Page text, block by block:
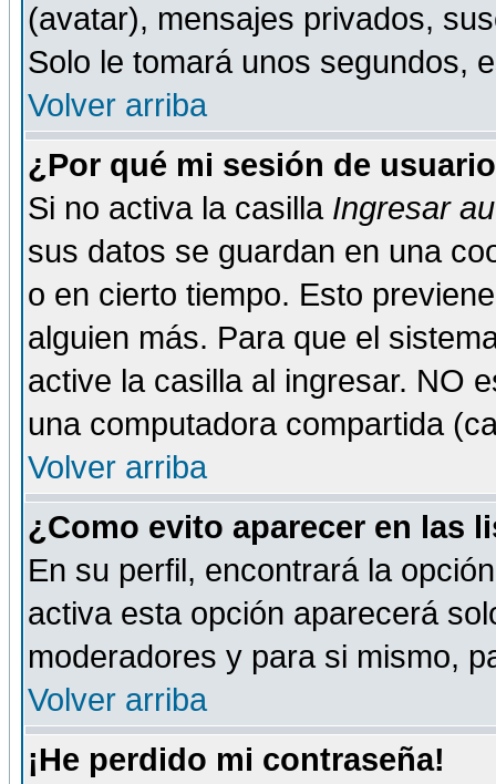
(avatar), mensajes privados,
Solo le tomará unos segundos,
Volver arriba
¿Por qué mi sesión de
Si no activa la casilla Ingresar
sus datos se guardan en una
o en cierto tiempo. Esto
alguien más. Para que el
active la casilla al ingresar. NO
una computadora compartida
Volver arriba
¿Como evito aparecer en las
En su perfil, encontrará la
activa esta opción aparecerá
moderadores y para si mismo,
Volver arriba
¡He perdido mi contraseña!